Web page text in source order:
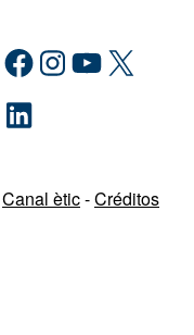
Facebook Instagram YouTube
X
LinkedIn
Canal ètic-Créditos